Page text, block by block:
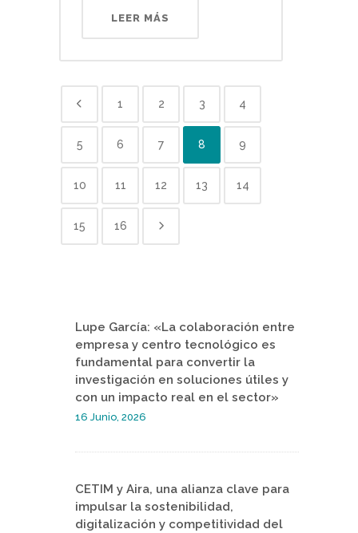
LEER MÁS
1 2 3 4
5 6 7 8 9
10 11 12 13 14
15 16
Lupe García: «La colaboración entre
empresa y centro tecnológico es
fundamental para convertir la
investigación en soluciones útiles y
con un impacto real en el sector»
16 Junio, 2026
CETIM y Aira, una alianza clave para
impulsar la sostenibilidad,
digitalización y competitividad del